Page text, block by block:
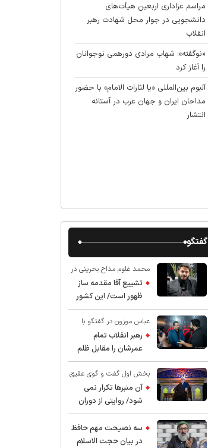
مراسم عزاداری اربعین هیأت‌های
دانشجویی در جوار محل شهادت رهبر
انقلاب
«نوگفته»؛ شهاب مرادی دورهمی نوجوانان
را آغاز کرد
آلبوم بین‌المللی «یا لثارات الامام» با حضور
مداحان ایران و جهان عرب در آستانه
انتشار
گفتگو
محمد غلوم مداح بحرینی در
گفت و گو با عقیق:
تشییع آقا مقدمه ساز
ظهور است/ این کشور
صاحب دارد
عباس موزون در گفتگو با
عقیق:رهبر انقلاب تمام
عمرشان را مقابل ظلم
ایستادند پس نباید از
شهادت ایشان شگفت
زده شد
بخش اول گفت و گوی عقیق
با استاد حسین انصاریان:
آن منبرها تکرار نمی
شود/ روایتی از دوران
کودکی و نوجوانی این
واعظ بزرگ و نویسنده و
پژوهشگر جهان اسلام
سه نصیحت مهم حافظ
در بیان حجت الاسلام